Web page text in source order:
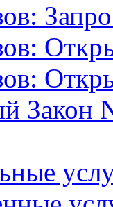
Закон